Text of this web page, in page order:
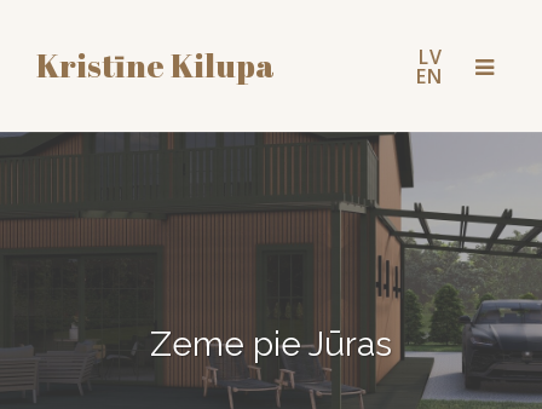
Kristīne Kilupa LV
EN
Toggle
Zeme pie Jūras